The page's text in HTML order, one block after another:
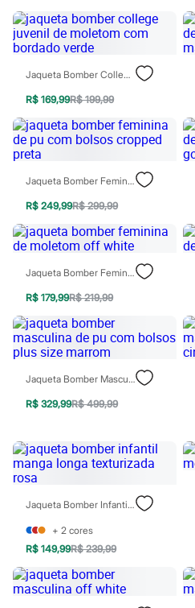
Calças
Calçados
Regatas
Moda íntima
Cuecas
Meias
Pijamas
Personagens
Plus size
Blusas e Camisetas
Camisas
Casacos e Jaquetas
Jeans
Moda esportiva
Shorts e Bermudas
Todos os produtos
Infantil
Arrumadinho para os meninos
Romântico para as meninas
Inverno
Novidades
Roupas menina
0 a 24 meses
1 a 5 anos
4 a 12 anos
0 a 24 meses
1 a 5 anos
4 a 12 anos
10 a 16 anos
Acessórios
Bolsas e Mochilas
Chapéus
Botas
Chinelos
Jaqueta Bomber College Juvenil De Moletom Com Bordado Verde
R$ 169,99R$ 199,99
Jaqueta Bomber Feminina De Pu Com Bolsos Cropped Preta
R$ 249,99R$ 299,99
Jaqueta Bomber Feminina De Moletom Off White
R$ 179,99R$ 219,99
Jaqueta Bomber Masculina De Pu Com Bolsos Plus Size Marrom
R$ 329,99R$ 499,99
Jaqueta Bomber Infantil Manga Longa Texturizada Rosa
+ 2 cores
R$ 149,99R$ 239,99